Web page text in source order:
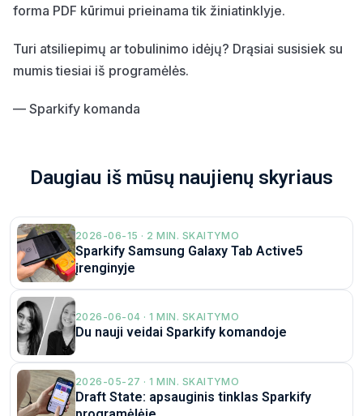
forma PDF kūrimui prieinama tik žiniatinklyje.
Turi atsiliepimų ar tobulinimo idėjų? Drąsiai susisiek su
mumis tiesiai iš programėlės.
— Sparkify komanda
Daugiau iš mūsų naujienų skyriaus
2026-06-15 · 2 MIN. SKAITYMO
Sparkify Samsung Galaxy Tab Active5
įrenginyje
2026-06-04 · 1 MIN. SKAITYMO
Du nauji veidai Sparkify komandoje
2026-05-27 · 1 MIN. SKAITYMO
Draft State: apsauginis tinklas Sparkify